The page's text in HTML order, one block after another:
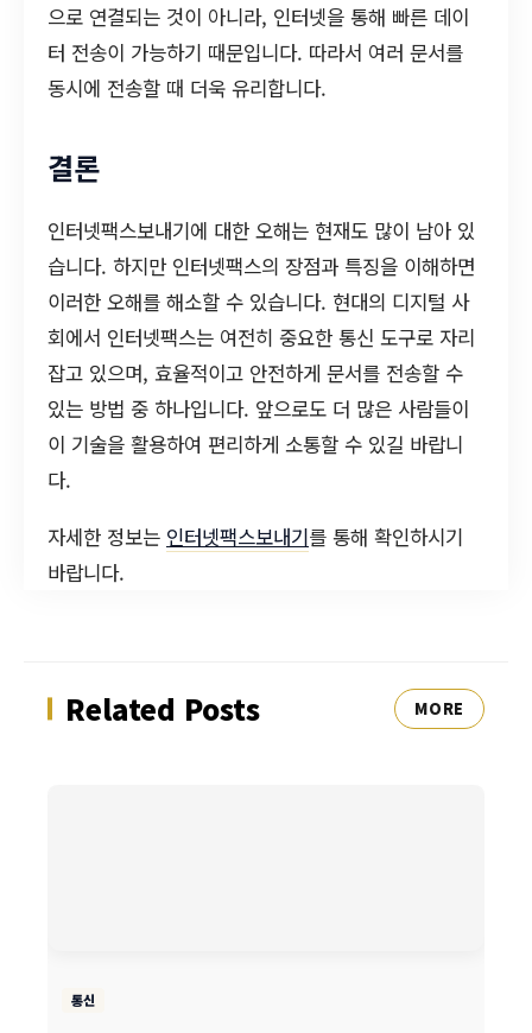
으로 연결되는 것이 아니라, 인터넷을 통해 빠른 데이
터 전송이 가능하기 때문입니다. 따라서 여러 문서를
동시에 전송할 때 더욱 유리합니다.
결론
인터넷팩스보내기에 대한 오해는 현재도 많이 남아 있
습니다. 하지만 인터넷팩스의 장점과 특징을 이해하면
이러한 오해를 해소할 수 있습니다. 현대의 디지털 사
회에서 인터넷팩스는 여전히 중요한 통신 도구로 자리
잡고 있으며, 효율적이고 안전하게 문서를 전송할 수
있는 방법 중 하나입니다. 앞으로도 더 많은 사람들이
이 기술을 활용하여 편리하게 소통할 수 있길 바랍니
다.
자세한 정보는 인터넷팩스보내기를 통해 확인하시기
바랍니다.
Related Posts MORE
통신